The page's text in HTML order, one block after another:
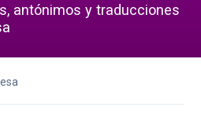
antónimos y traducciones